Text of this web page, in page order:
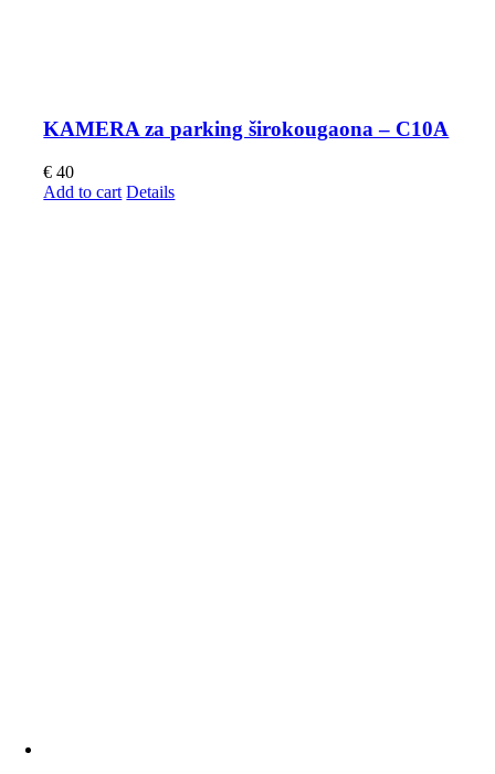
KAMERA za parking širokougaona – C10A
€ 40
Add to cart Details